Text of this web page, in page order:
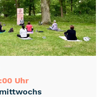
Uhr